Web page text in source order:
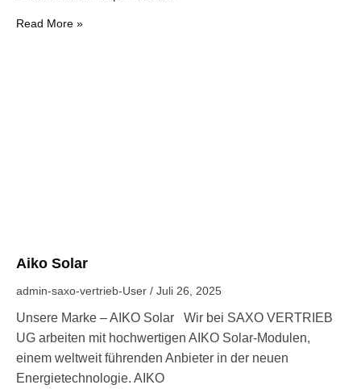
Read More »
Aiko Solar
admin-saxo-vertrieb-User Juli 26, 2025
Unsere Marke – AIKO Solar Wir bei SAXO VERTRIEB
UG arbeiten mit hochwertigen AIKO Solar-Modulen,
einem weltweit führenden Anbieter in der neuen
Energietechnologie. AIKO